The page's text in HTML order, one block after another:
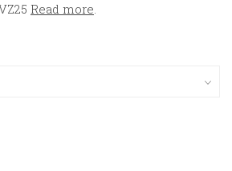
Read more.